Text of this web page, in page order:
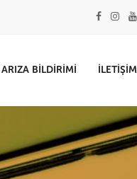
ARIZA BILDIRIMI İLETIŞIM